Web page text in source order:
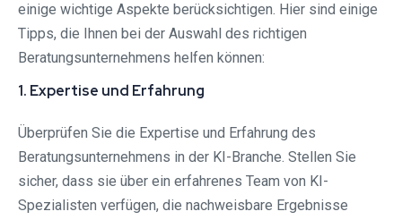
einige wichtige Aspekte berücksichtigen. Hier sind einige
Tipps, die Ihnen bei der Auswahl des richtigen
Beratungsunternehmens helfen können:
1. Expertise und Erfahrung
Überprüfen Sie die Expertise und Erfahrung des
Beratungsunternehmens in der KI-Branche. Stellen Sie
sicher, dass sie über ein erfahrenes Team von KI-
Spezialisten verfügen, die nachweisbare Ergebnisse